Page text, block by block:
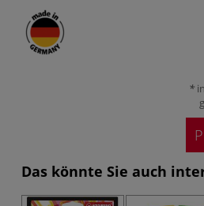
Das könnte Sie auch